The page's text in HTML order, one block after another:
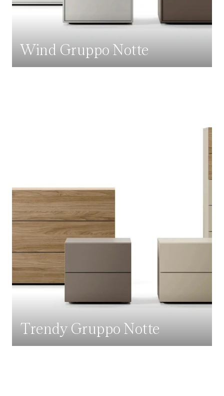
Wind Gruppo Notte
Trendy Gruppo Notte